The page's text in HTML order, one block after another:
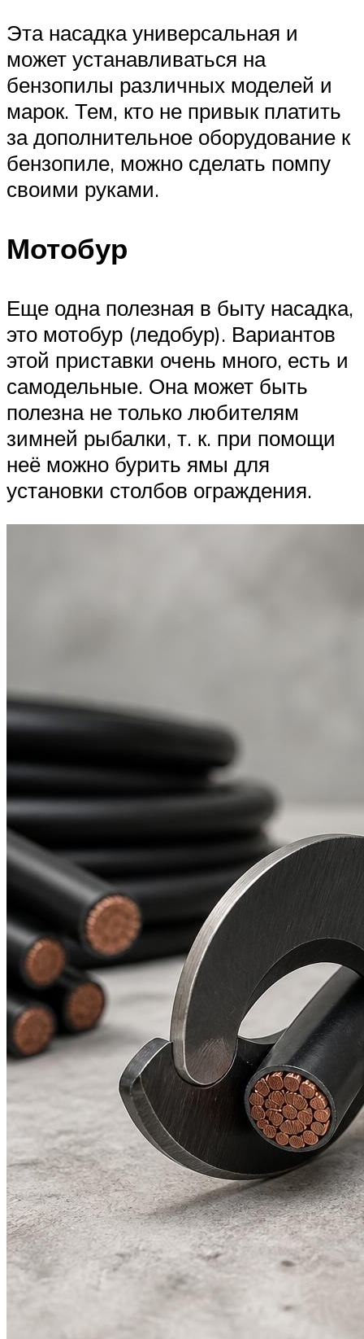
Эта насадка универсальная и
может устанавливаться на
бензопилы различных моделей и
марок. Тем, кто не привык платить
за дополнительное оборудование к
бензопиле, можно сделать помпу
своими руками.
Мотобур
Еще одна полезная в быту насадка,
это мотобур (ледобур). Вариантов
этой приставки очень много, есть и
самодельные. Она может быть
полезна не только любителям
зимней рыбалки, т. к. при помощи
неё можно бурить ямы для
установки столбов ограждения.